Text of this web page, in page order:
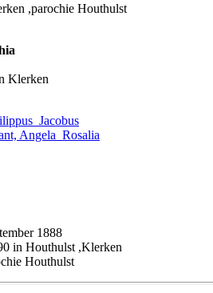
,parochie Houthulst
Klerken
Angela_Rosalia
1888
in Houthulst ,Klerken
Houthulst